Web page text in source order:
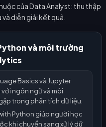
của Data Analyst: thu thập
diễn giải kết quả.
và môi trường
Basics và Jupyter
ngôn ngữ và môi
trong phân tích dữ liệu.
Python giúp người học
khi chuyển sang xử lý dữ